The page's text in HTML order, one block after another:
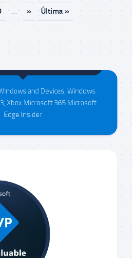
... » Última »
da Silva
and Devices, Windows
Xbox Microsoft 365 Microsoft
Edge Insider